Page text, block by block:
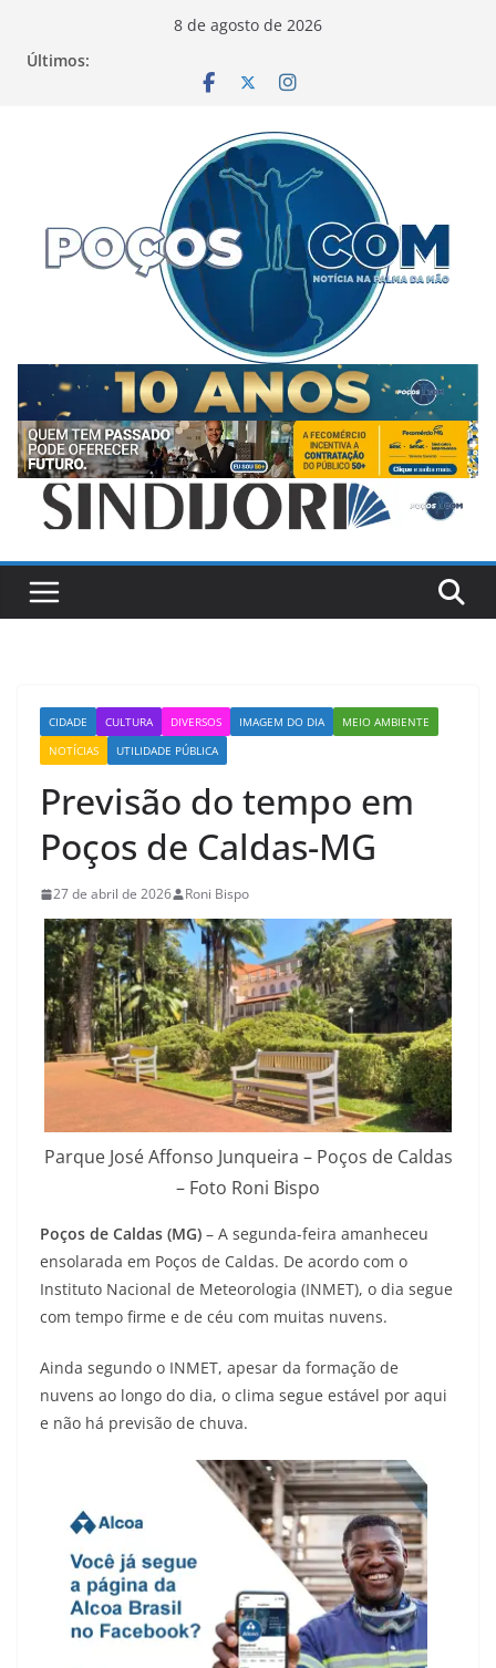
8 de agosto de 2026
Últimos:
CIDADE CULTURA DIVERSOS IMAGEM DO DIA
MEIO AMBIENTE
NOTÍCIAS
UTILIDADE PÚBLICA
Previsão do tempo em
Poços de Caldas-MG
27 de abril de 2026 Roni Bispo
Parque José Affonso Junqueira – Poços de Caldas
– Foto Roni Bispo
Poços de Caldas (MG) – A segunda-feira amanheceu
ensolarada em Poços de Caldas. De acordo com o
Instituto Nacional de Meteorologia (INMET), o dia segue
com tempo firme e de céu com muitas nuvens.
Ainda segundo o INMET, apesar da formação de
nuvens ao longo do dia, o clima segue estável por aqui
e não há previsão de chuva.